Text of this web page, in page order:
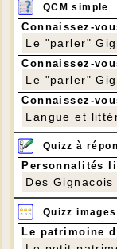
QCM simple
Connaissez-
Le "parler"
Connaissez-
Le "parler"
Connaissez-
Langue et
Quizz à
Personnalités
Des
Quizz images
Le patrimoine